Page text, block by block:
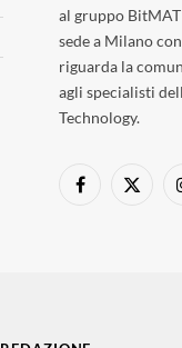
al gruppo
sede a Milano
riguarda la
agli specialisti
Technology.
Facebook
X